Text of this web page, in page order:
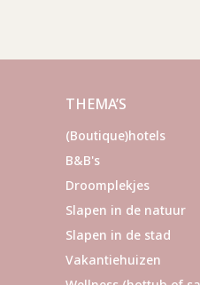
THEMA’S
(Boutique)hotels
B&B's
Droomplekjes
Slapen in de natuur
Slapen in de stad
Vakantiehuizen